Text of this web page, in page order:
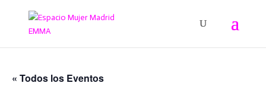
« Todos los Eventos